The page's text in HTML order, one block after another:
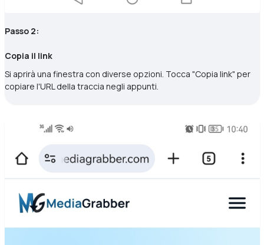
Passo 2:
Copia il link
Si aprirà una finestra con diverse opzioni. Tocca "Copia link" per
copiare l'URL della traccia negli appunti.